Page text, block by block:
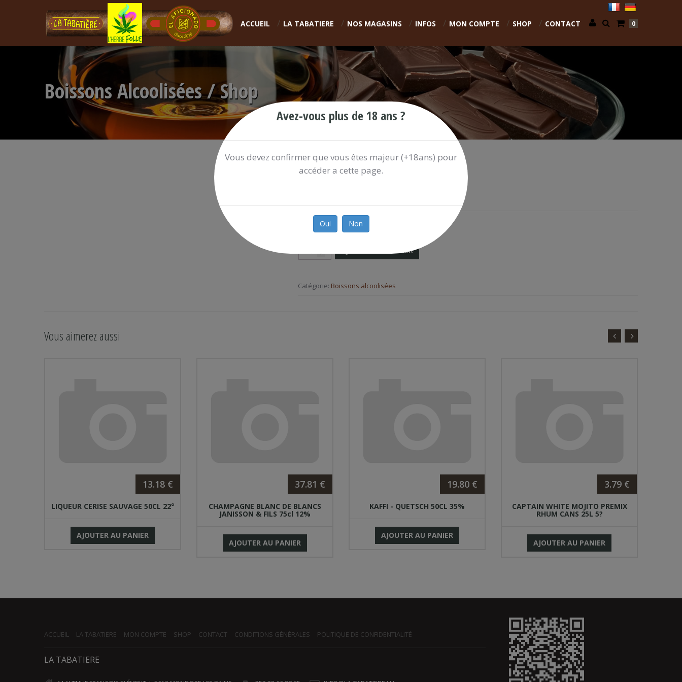
0
ACCUEIL LA TABATIERE NOS MAGASINS INFOS MON COMPTE SHOP CONTACT
Boissons Alcoolisées / Shop
WHISKY VAT 69 70CL 40%
11.70 €
WHISKY527I
AJOUTER AU PANIER
Catégorie: Boissons alcoolisées
Vous aimerez aussi
13.18 €
LIQUEUR CERISE SAUVAGE 50CL 22°
AJOUTER AU PANIER
37.81 €
CHAMPAGNE BLANC DE BLANCS
JANISSON & FILS 75cl 12%
AJOUTER AU PANIER
19.80 €
KAFFI - QUETSCH 50CL 35%
AJOUTER AU PANIER
3.79 €
CAPTAIN WHITE MOJITO PREMIX
RHUM CANS 25L 5?
AJOUTER AU PANIER
ACCUEIL LA TABATIERE MON COMPTE SHOP CONTACT CONDITIONS GÉNÉRALES POLITIQUE DE CONFIDENTIALITÉ
LA TABATIERE
Avez-vous plus de 18 ans ?
Vous devez confirmer que vous êtes majeur (+18ans) pour
accéder a cette page.
Oui Non